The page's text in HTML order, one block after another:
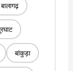
बालागढ़
बांकुड़ा